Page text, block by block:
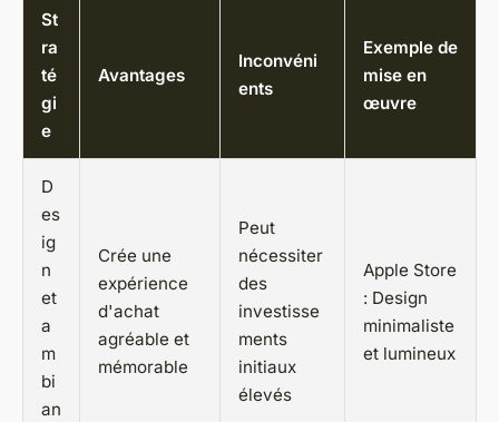
St
ra
té
gi
e
Avantages
Inconvéni
ents
Exemple de
mise en
œuvre
D
es
ig
n
et
a
m
bi
an
Crée une
expérience
d'achat
agréable et
mémorable
Peut
nécessiter
des
investisse
ments
initiaux
élevés
Apple Store
: Design
minimaliste
et lumineux